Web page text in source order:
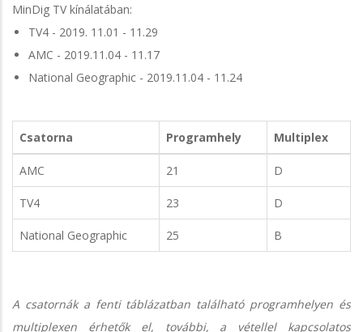
MinDig TV kínálatában:
TV4 - 2019. 11.01 - 11.29
AMC - 2019.11.04 - 11.17
National Geographic - 2019.11.04 - 11.24
Csatorna Programhely Multiplex
AMC 21 D
TV4 23 D
National Geographic 25 B
A csatornák a fenti táblázatban található programhelyen és
multiplexen érhetők el, további, a vétellel kapcsolatos